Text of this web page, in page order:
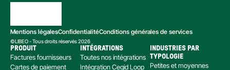
Mentions légalesConfidentialitéConditions générales de services
©LIBEO - Tous droits réservés 2026
PRODUIT
Factures fournisseurs
Cartes de paiement
INTÉGRATIONS
Toutes nos intégrations
Intégration Cegid Loop
INDUSTRIES PAR
TYPOLOGIE
Petites et moyennes